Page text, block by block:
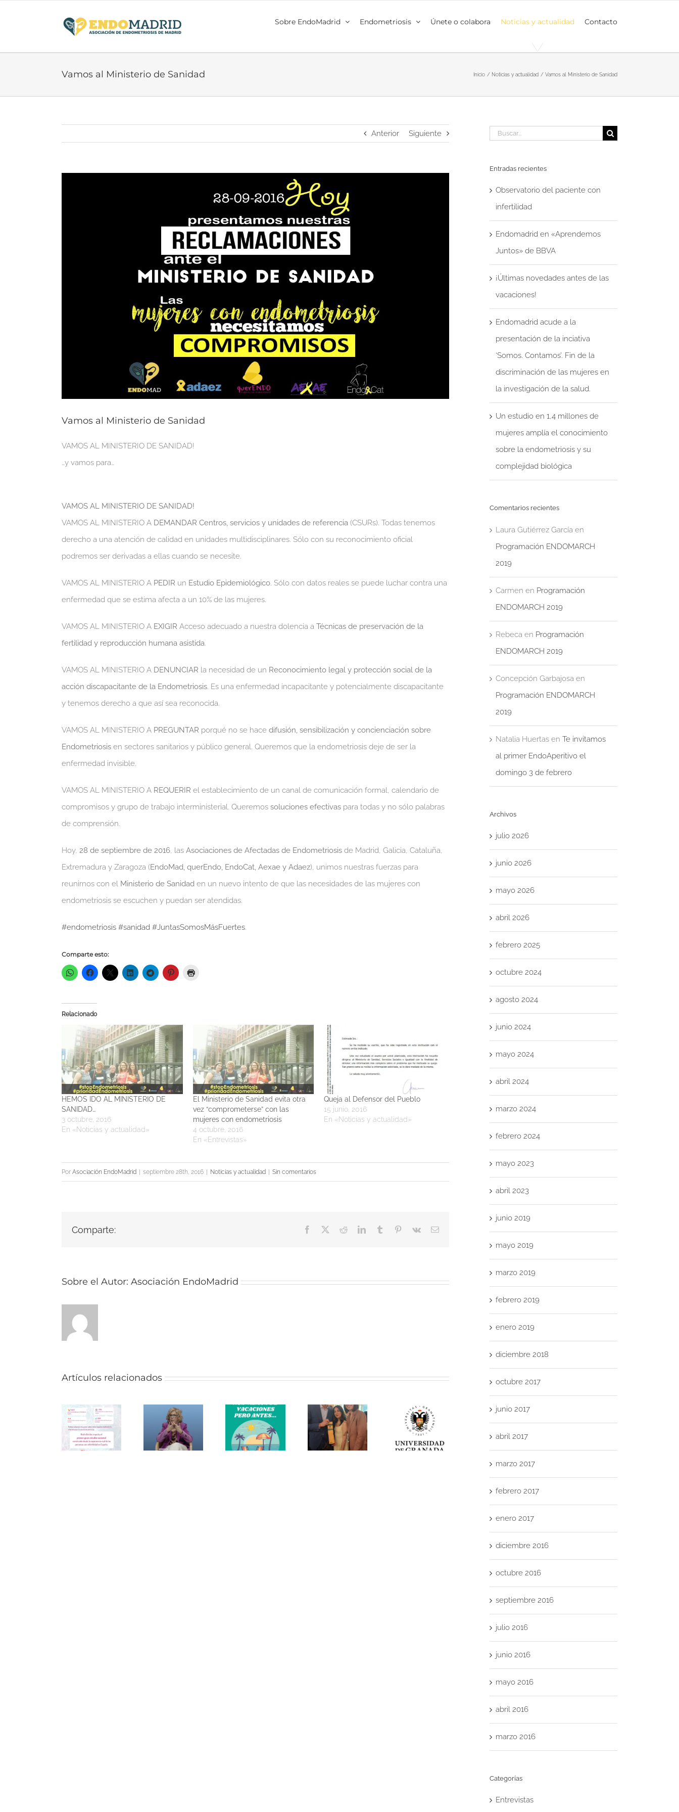
Sobre EndoMadrid Endometriosis Únete o colabora Noticias y actualidad Contacto
Vamos al Ministerio de Sanidad Inicio Noticias y actualidad Vamos al Ministerio de Sanidad
Anterior Siguiente
Vamos al Ministerio de Sanidad
VAMOS AL MINISTERIO DE SANIDAD!
…y vamos para…
VAMOS AL MINISTERIO DE SANIDAD!
VAMOS AL MINISTERIO A DEMANDAR Centros, servicios y unidades de referencia (CSURs). Todas tenemos
derecho a una atención de calidad en unidades multidisciplinares. Sólo con su reconocimiento oficial
podremos ser derivadas a ellas cuando se necesite.
VAMOS AL MINISTERIO A PEDIR un Estudio Epidemiológico. Sólo con datos reales se puede luchar contra una
enfermedad que se estima afecta a un 10% de las mujeres.
VAMOS AL MINISTERIO A EXIGIR Acceso adecuado a nuestra dolencia a Técnicas de preservación de la
fertilidad y reproducción humana asistida.
VAMOS AL MINISTERIO A DENUNCIAR la necesidad de un Reconocimiento legal y protección social de la
acción discapacitante de la Endometriosis. Es una enfermedad incapacitante y potencialmente discapacitante
y tenemos derecho a que así sea reconocida.
VAMOS AL MINISTERIO A PREGUNTAR porqué no se hace difusión, sensibilización y concienciación sobre
Endometriosis en sectores sanitarios y público general. Queremos que la endometriosis deje de ser la
enfermedad invisible.
VAMOS AL MINISTERIO A REQUERIR el establecimiento de un canal de comunicación formal, calendario de
compromisos y grupo de trabajo interministerial. Queremos soluciones efectivas para todas y no sólo palabras
de comprensión.
Hoy, 28 de septiembre de 2016, las Asociaciones de Afectadas de Endometriosis de Madrid, Galicia, Cataluña,
Extremadura y Zaragoza (EndoMad, querEndo, EndoCat, Aexae y Adaez), unimos nuestras fuerzas para
reunirnos con el Ministerio de Sanidad en un nuevo intento de que las necesidades de las mujeres con
endometriosis se escuchen y puedan ser atendidas.
#endometriosis #sanidad #JuntasSomosMásFuertes.
Comparte esto:
Relacionado
HEMOS IDO AL MINISTERIO DE
SANIDAD…
3 octubre, 2016
En «Noticias y actualidad»
El Ministerio de Sanidad evita otra
vez “comprometerse” con las
mujeres con endometriosis
4 octubre, 2016
En «Entrevistas»
Queja al Defensor del Pueblo
15 junio, 2016
En «Noticias y actualidad»
Por Asociación EndoMadrid septiembre 28th, 2016 Noticias y actualidad Sin comentarios
Comparte: Facebook RedditLinkedInTumblr Pinterest
Vk
Correo
Sobre el Autor: Asociación EndoMadrid
Artículos relacionados
Endomadrid
en
«Aprendemos
Juntos»
¡Últimas
novedades
antes de
las
presentación
inciativa
‘Somos.
Contamos’.
Fin de la
en 1,4
de
mujeres
amplía el
conocimiento
Observatorio
del
paciente
con
Endomadrid
en
«Aprendemos
Juntos»
de BBVA
novedades
las
Buscar:
Entradas recientes
Observatorio del paciente con
infertilidad
Endomadrid en «Aprendemos
Juntos» de BBVA
¡Últimas novedades antes de las
vacaciones!
Endomadrid acude a la
presentación de la inciativa
‘Somos. Contamos’. Fin de la
discriminación de las mujeres en
la investigación de la salud.
Un estudio en 1,4 millones de
mujeres amplía el conocimiento
sobre la endometriosis y su
complejidad biológica
Comentarios recientes
Laura Gutiérrez García en
Programación ENDOMARCH
2019
Carmen en Programación
ENDOMARCH 2019
Rebeca en Programación
ENDOMARCH 2019
Concepción Garbajosa en
Programación ENDOMARCH
2019
Natalia Huertas en Te invitamos
al primer EndoAperitivo el
domingo 3 de febrero
Archivos
julio 2026
junio 2026
mayo 2026
abril 2026
febrero 2025
octubre 2024
agosto 2024
junio 2024
mayo 2024
abril 2024
marzo 2024
febrero 2024
mayo 2023
abril 2023
junio 2019
mayo 2019
marzo 2019
febrero 2019
enero 2019
diciembre 2018
octubre 2017
junio 2017
abril 2017
marzo 2017
febrero 2017
enero 2017
diciembre 2016
octubre 2016
septiembre 2016
julio 2016
junio 2016
mayo 2016
abril 2016
marzo 2016
Categorías
Entrevistas